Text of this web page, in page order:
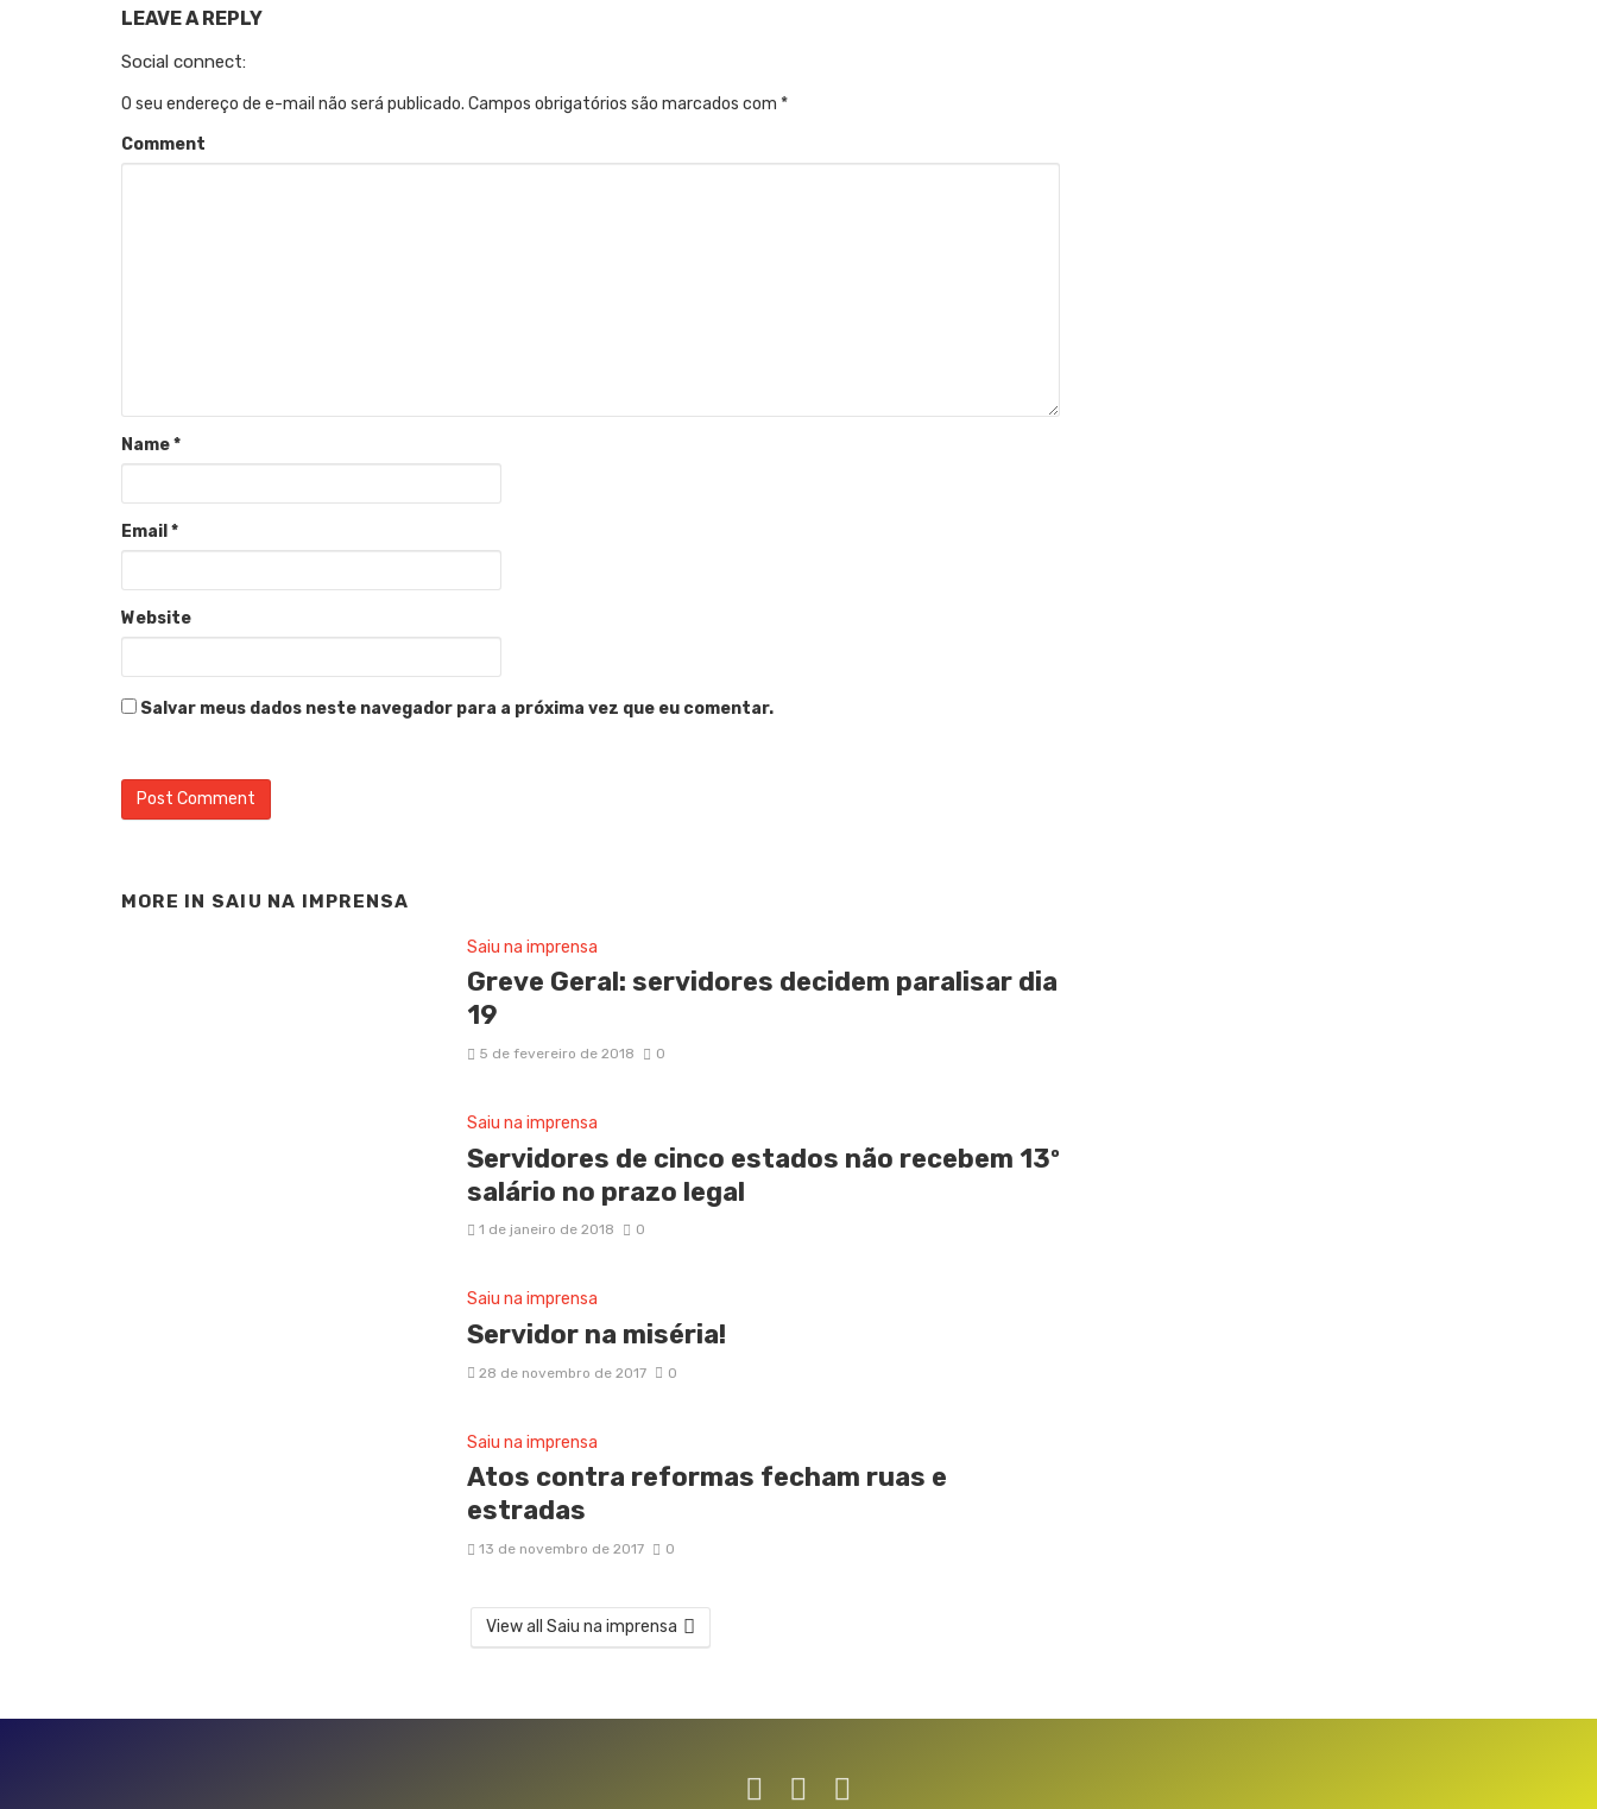
LEAVE A REPLY
Social connect:
O seu endereço de e-mail não será publicado. Campos obrigatórios são marcados com *
Comment
Name*
Email *
Website
Salvar meus dados neste navegador para a próxima vez que eu comentar.
MORE IN SAIU NA IMPRENSA
Saiu na imprensa
Greve Geral: servidores decidem paralisar dia
19
5 de fevereiro de 2018 0
Saiu na imprensa
Servidores de cinco estados não recebem 13º
salário no prazo legal
1 de janeiro de 2018 0
Saiu na imprensa
Servidor na miséria!
28 de novembro de 2017 0
Saiu na imprensa
Atos contra reformas fecham ruas e
estradas
13 de novembro de 2017 0
View all Saiu na imprensa